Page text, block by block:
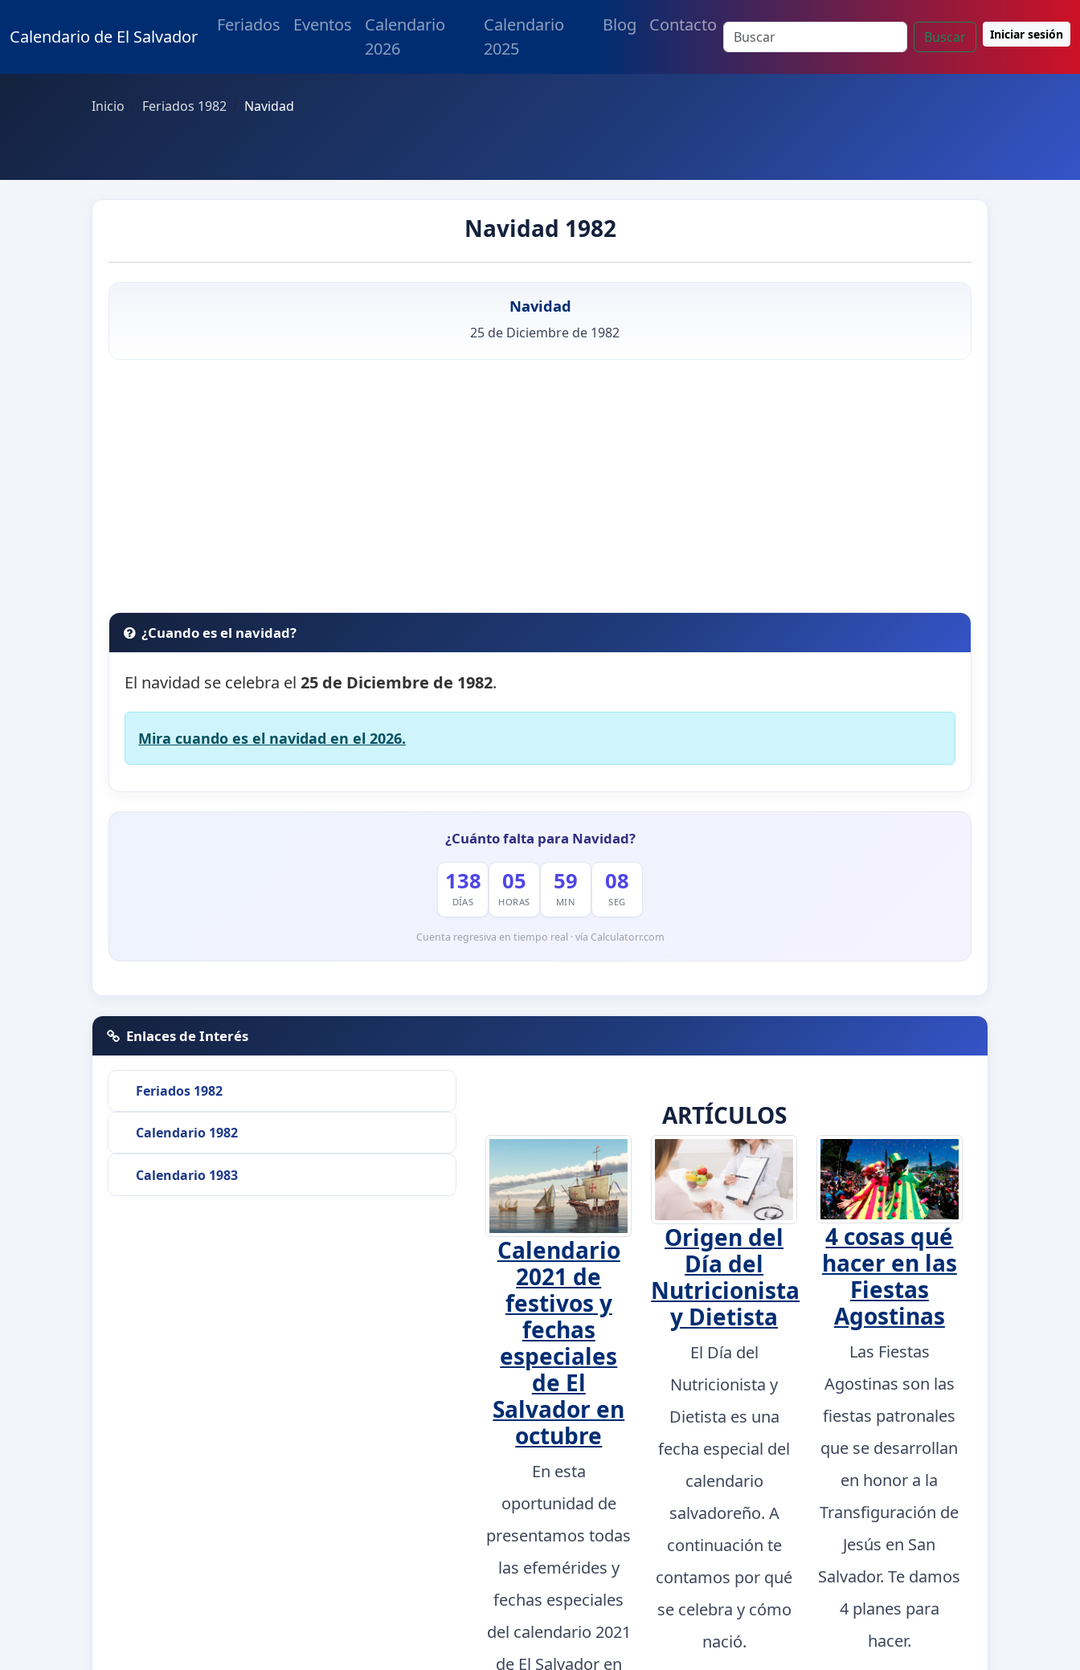
Calendario de El Salvador
Feriados Eventos
Calendario
2026
Calendario
2025
Blog Contacto
Buscar Iniciar sesión
Inicio Feriados 1982 Navidad
Navidad 1982
Navidad
25 de Diciembre de 1982
¿Cuando es el navidad?
El navidad se celebra el25 de Diciembre de 1982.
Mira cuando es el navidad en el 2026.
¿Cuánto falta para Navidad?
138
DÍAS
05
HORAS
59
MIN
07
SEG
Cuenta regresiva en tiempo real · vía Calculatorr.com
Enlaces de Interés
Feriados 1982
Calendario 1982
Calendario 1983
ARTÍCULOS
Calendario
2021 de
festivos y
fechas
especiales
de El
Salvador en
octubre
En esta
oportunidad de
presentamos todas
las efemérides y
fechas especiales
del calendario 2021
de El Salvador en
Origen del
Día del
Nutricionista
y Dietista
El Día del
Nutricionista y
Dietista es una
fecha especial del
calendario
salvadoreño. A
continuación te
contamos por qué
se celebra y cómo
nació.
4 cosas qué
hacer en las
Fiestas
Agostinas
Las Fiestas
Agostinas son las
fiestas patronales
que se desarrollan
en honor a la
Transfiguración de
Jesús en San
Salvador. Te damos
4 planes para
hacer.